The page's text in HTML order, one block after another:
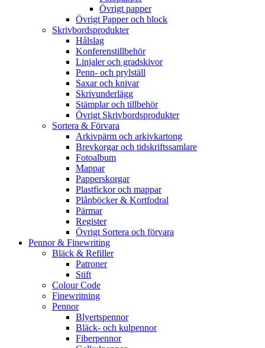
Övrigt papper
Övrigt Papper och block
Skrivbordsprodukter
Hålslag
Konferenstillbehör
Linjaler och gradskivor
Penn- och prylställ
Saxar och knivar
Skrivunderlägg
Stämplar och tillbehör
Övrigt Skrivbordsprodukter
Sortera & Förvara
Arkivpärm och arkivkartong
Brevkorgar och tidskriftssamlare
Fotoalbum
Mappar
Papperskorgar
Plastfickor och mappar
Plånböcker & Kortfodral
Pärmar
Register
Övrigt Sortera och förvara
Pennor & Finewriting
Bläck & Refiller
Patroner
Stift
Colour Code
Finewritning
Pennor
Blyertspennor
Bläck- och kulpennor
Fiberpennor